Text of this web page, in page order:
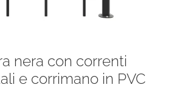
nera con correnti
e corrimano in PVC